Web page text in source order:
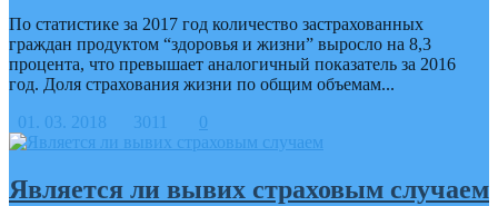
По статистике за 2017 год количество застрахованных
граждан продуктом “здоровья и жизни” выросло на 8,3
процента, что превышает аналогичный показатель за 2016
год. Доля страхования жизни по общим объемам...
01. 03. 2018
3011 0
Является ли вывих страховым случаем